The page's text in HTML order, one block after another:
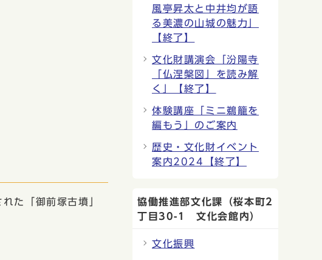
た「御前塚古墳」
風亭昇太と中井均が語
る美濃の山城の魅力」
【終了】
文化財講演会「汾陽寺
「仏涅槃図」を読み解
く」【終了】
体験講座「ミニ鵜籠を
編もう」のご案内
歴史・文化財イベント
案内2024【終了】
協働推進部文化課（桜本町2
丁目30-1 文化会館内）
文化振興